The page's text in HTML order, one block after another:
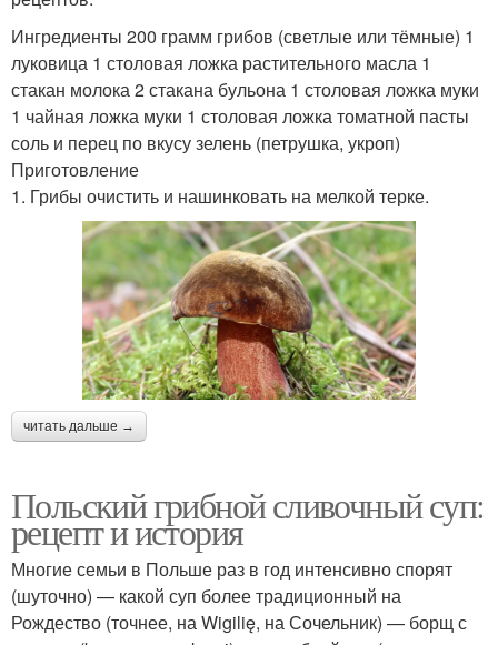
Ингредиенты 200 грамм грибов (светлые или тёмные) 1
луковица 1 столовая ложка растительного масла 1
стакан молока 2 стакана бульона 1 столовая ложка муки
1 чайная ложка муки 1 столовая ложка томатной пасты
соль и перец по вкусу зелень (петрушка, укроп)
Приготовление
1. Грибы очистить и нашинковать на мелкой терке.
читать дальше →
Польский грибной сливочный суп:
рецепт и история
Многие семьи в Польше раз в год интенсивно спорят
(шуточно) — какой суп более традиционный на
Рождество (точнее, на Wigilię, на Сочельник) — борщ с